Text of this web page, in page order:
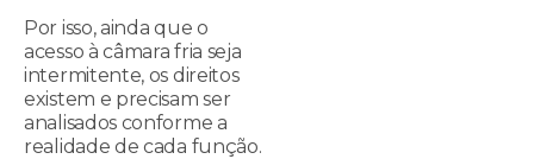
Por isso, ainda que o
acesso à câmara fria seja
intermitente, os direitos
existem e precisam ser
analisados conforme a
realidade de cada função.